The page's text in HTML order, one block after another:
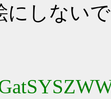
にしない